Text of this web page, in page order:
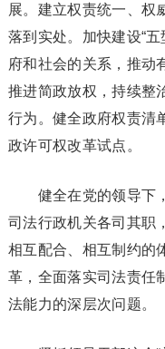
展。建立权责统一、权
落到实处。加快建设“
府和社会的关系，推动
推进简政放权，持续整
行为。健全政府权责清
政许可权改革试点。
健全在党的领导下，
司法行政机关各司其职
相互配合、相互制约的
革，全面落实司法责任
法能力的深层次问题。